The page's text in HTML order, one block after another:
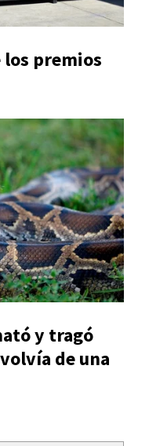
premios
y tragó
de una